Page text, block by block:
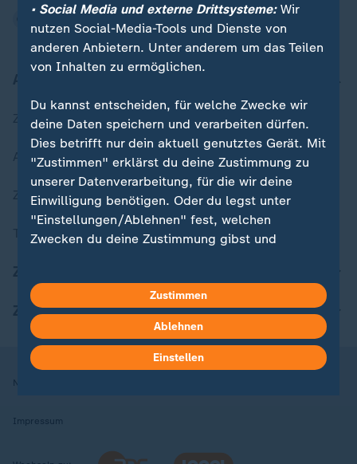
Zuletzt veröffentlicht
Aktuelle Sendungs-Videos
ZDFheute Stories
Themen im Überblick
ZDFheute Apps
Nutzungsbedingungen
Impressum
• Social Media und externe Drittsysteme:Wir
nutzen Social-Media-Tools und Dienste von
anderen Anbietern. Unter anderem um das Teilen
von Inhalten zu ermöglichen.
Du kannst entscheiden, für welche Zwecke wir
deine Daten speichern und verarbeiten dürfen.
Dies betrifft nur dein aktuell genutztes Gerät. Mit
"Zustimmen" erklärst du deine Zustimmung zu
unserer Datenverarbeitung, für die wir deine
Einwilligung benötigen. Oder du legst unter
"Einstellungen/Ablehnen" fest, welchen
Zwecken du deine Zustimmung gibst und
in deinen Einstellungen widerrufen oder ändern.
Hier findest du das Impressum.
Weitere Informationen findest du in unserer
Datenschutzerklärung.
Zustimmen
Ablehnen
Einstellen